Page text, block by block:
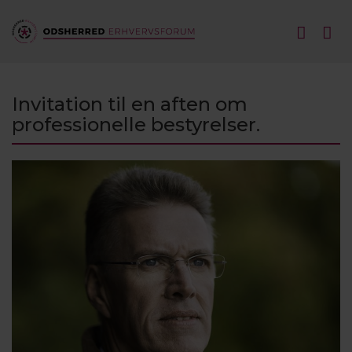
Invitation til en aften om
professionelle bestyrelser.